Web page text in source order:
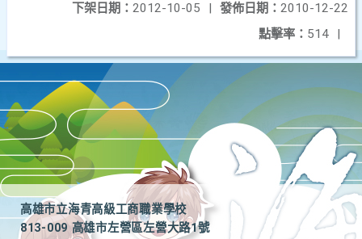
發佈日期： 2010-12-22
下架日期： 2012-10-05
|
點擊率： 514 |
高雄市立海青高級工商職業學校
813-009 高雄市左營區左營大路1號